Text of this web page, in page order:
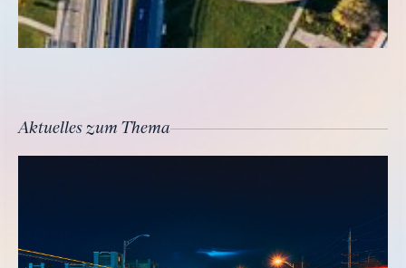
Aktuelles zum Thema